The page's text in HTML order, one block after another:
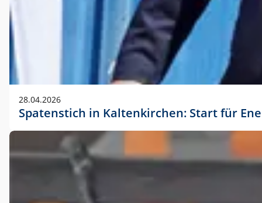
28.04.2026
Spatenstich in Kaltenkirchen: Start für